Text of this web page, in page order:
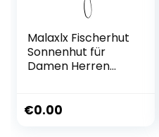
Malaxlx Fischerhut
Sonnenhut für
Damen Herren
Anglerhut
€0.00